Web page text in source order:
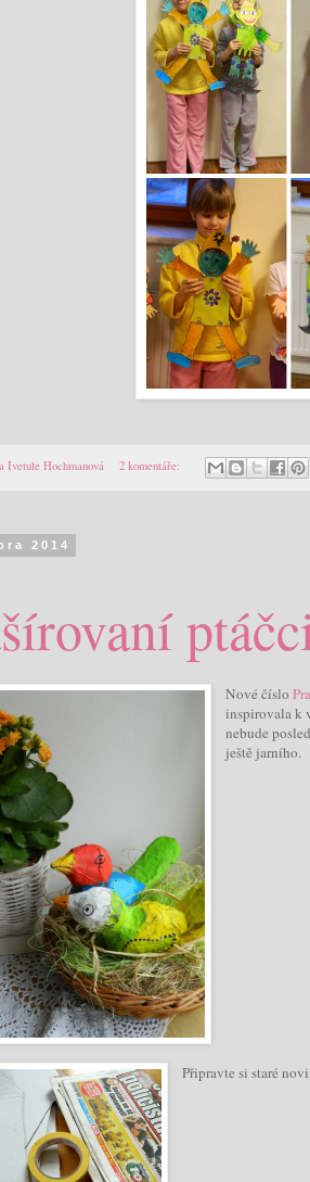
Ivetule Hochmanová 2 komentáře:
2014
Nové číslo
inspirovala k
nebude
ještě jarního.
Připravte si staré